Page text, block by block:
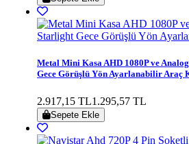
Metal Mini Kasa AHD 1080P ve
Gece Görüşlü Yön Ayarlanabilir Araç
2.917,15 TL1.295,57 TL
Sepete Ekle